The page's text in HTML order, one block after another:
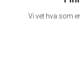
Vi vet hva som